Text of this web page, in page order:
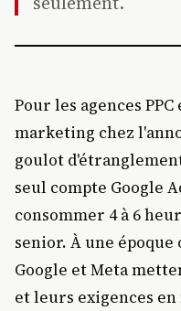
Pour les agences
marketing chez
goulot
seul compte Google
consommer 4 à 6
senior. À une
Google et Meta
et leurs exigences